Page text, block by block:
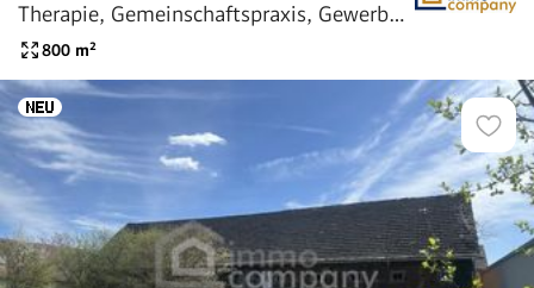
Therapie, Gemeinschaftspraxis, Gewerbe,
Gastronomie, Seminare
800 m²